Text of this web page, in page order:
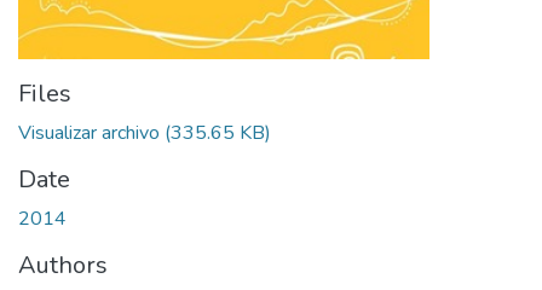
Files
Visualizar archivo (335.65 KB)
Date
2014
Authors